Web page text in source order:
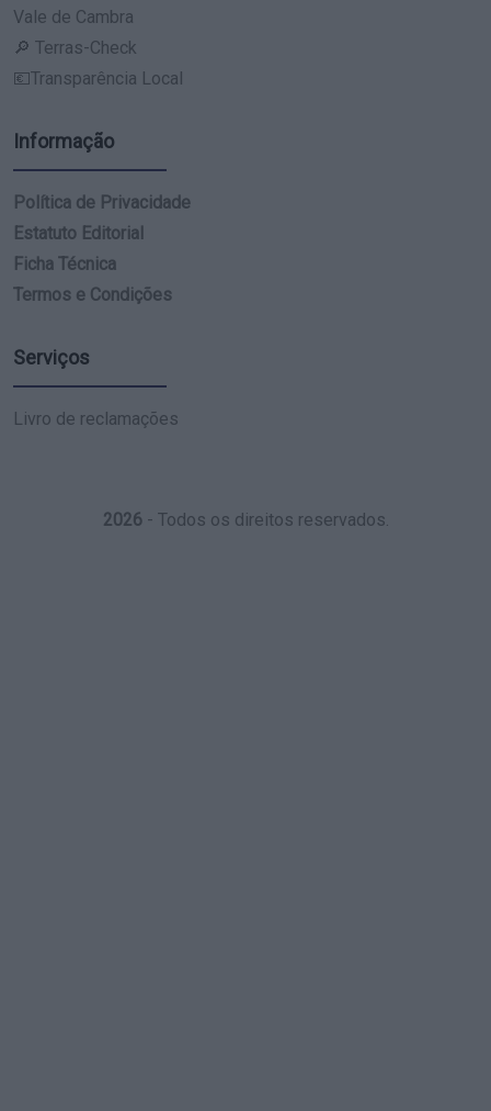
Vale de Cambra
🔎 Terras-Check
💶Transparência Local
Informação
Política de Privacidade
Estatuto Editorial
Ficha Técnica
Termos e Condições
Serviços
Livro de reclamações
2026- Todos os direitos reservados.